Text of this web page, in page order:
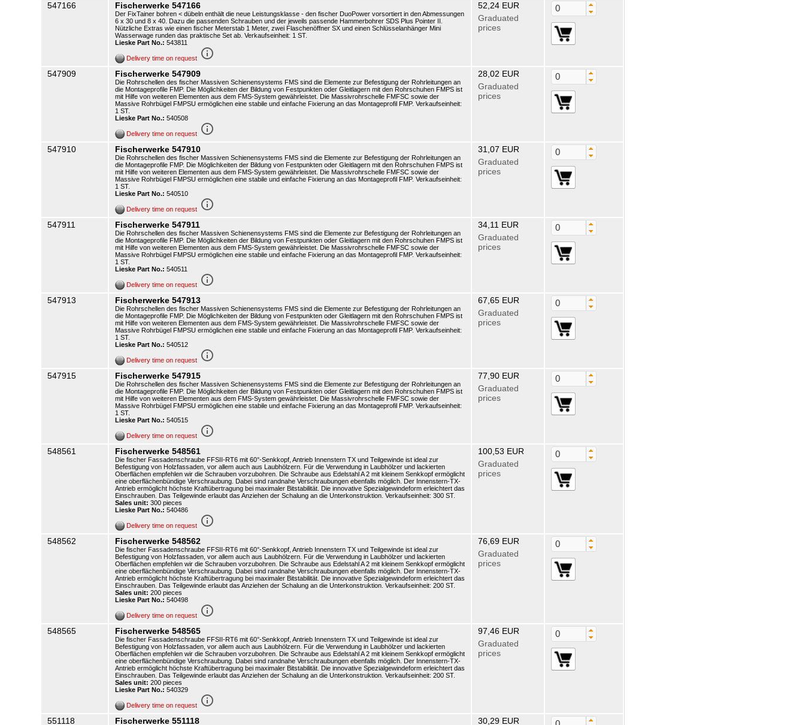
547166 Fischerwerke 547166
Der FixTainer bohren < dübeln enthält die neue Leistungsklasse - den fischer DuoPower vorsortiert in den Abmessungen
6 x 30 und 8 x 40. Dazu die passenden Schrauben und der jeweils passende Hammerbohrer SDS Plus Pointer II.
Nützliche Extras wie einen fischer Meterstab 1 Meter, zwei Flaschenöffner SX und einen Schlüsselanhänger Mini
Wasserwage runden das praktische Set ab. Verkaufseinheit: 1 ST.
Lieske Part No.: 543811
Delivery time on request info_outline
52,24 EUR
Graduated
prices
547909 Fischerwerke 547909
Die Rohrschellen des fischer Massiven Schienensystems FMS sind die Elemente zur Befestigung der Rohrleitungen an
die Montageprofile FMP. Die Möglichkeiten der Bildung von Festpunkten oder Gleitlagern mit den Rohrschuhen FMPS ist
mit Hilfe von weiteren Elementen aus dem FMS-System gewährleistet. Die Massivrohrschelle FMFSC sowie der
Massive Rohrbügel FMPSU ermöglichen eine stabile und einfache Fixierung an das Montageprofil FMP. Verkaufseinheit:
1 ST.
Lieske Part No.: 540508
Delivery time on request info_outline
28,02 EUR
Graduated
prices
547910 Fischerwerke 547910
Die Rohrschellen des fischer Massiven Schienensystems FMS sind die Elemente zur Befestigung der Rohrleitungen an
die Montageprofile FMP. Die Möglichkeiten der Bildung von Festpunkten oder Gleitlagern mit den Rohrschuhen FMPS ist
mit Hilfe von weiteren Elementen aus dem FMS-System gewährleistet. Die Massivrohrschelle FMFSC sowie der
Massive Rohrbügel FMPSU ermöglichen eine stabile und einfache Fixierung an das Montageprofil FMP. Verkaufseinheit:
1 ST.
Lieske Part No.: 540510
Delivery time on request info_outline
31,07 EUR
Graduated
prices
547911 Fischerwerke 547911
Die Rohrschellen des fischer Massiven Schienensystems FMS sind die Elemente zur Befestigung der Rohrleitungen an
die Montageprofile FMP. Die Möglichkeiten der Bildung von Festpunkten oder Gleitlagern mit den Rohrschuhen FMPS ist
mit Hilfe von weiteren Elementen aus dem FMS-System gewährleistet. Die Massivrohrschelle FMFSC sowie der
Massive Rohrbügel FMPSU ermöglichen eine stabile und einfache Fixierung an das Montageprofil FMP. Verkaufseinheit:
1 ST.
Lieske Part No.: 540511
Delivery time on request info_outline
34,11 EUR
Graduated
prices
547913 Fischerwerke 547913
Die Rohrschellen des fischer Massiven Schienensystems FMS sind die Elemente zur Befestigung der Rohrleitungen an
die Montageprofile FMP. Die Möglichkeiten der Bildung von Festpunkten oder Gleitlagern mit den Rohrschuhen FMPS ist
mit Hilfe von weiteren Elementen aus dem FMS-System gewährleistet. Die Massivrohrschelle FMFSC sowie der
Massive Rohrbügel FMPSU ermöglichen eine stabile und einfache Fixierung an das Montageprofil FMP. Verkaufseinheit:
1 ST.
Lieske Part No.: 540512
Delivery time on request info_outline
67,65 EUR
Graduated
prices
547915 Fischerwerke 547915
Die Rohrschellen des fischer Massiven Schienensystems FMS sind die Elemente zur Befestigung der Rohrleitungen an
die Montageprofile FMP. Die Möglichkeiten der Bildung von Festpunkten oder Gleitlagern mit den Rohrschuhen FMPS ist
mit Hilfe von weiteren Elementen aus dem FMS-System gewährleistet. Die Massivrohrschelle FMFSC sowie der
Massive Rohrbügel FMPSU ermöglichen eine stabile und einfache Fixierung an das Montageprofil FMP. Verkaufseinheit:
1 ST.
Lieske Part No.: 540515
Delivery time on request info_outline
77,90 EUR
Graduated
prices
548561 Fischerwerke 548561
Die fischer Fassadenschraube FFSII-RT6 mit 60°-Senkkopf, Antrieb Innenstern TX und Teilgewinde ist ideal zur
Befestigung von Holzfassaden, vor allem auch aus Laubhölzern. Für die Verwendung in Laubhölzer und lackierten
Oberflächen empfehlen wir die Schrauben vorzubohren. Die Schraube aus Edelstahl A 2 mit kleinem Senkkopf ermöglicht
eine oberflächenbündige Verschraubung. Dabei sind randnahe Verschraubungen ebenfalls möglich. Der Innenstern-TX-
Antrieb ermöglicht höchste Kraftübertragung bei maximaler Bitstabilität. Die innovative Spezialgewindeform erleichtert das
Einschrauben. Das Teilgewinde erlaubt das Anziehen der Schalung an die Unterkonstruktion. Verkaufseinheit: 300 ST.
Sales unit: 300 pieces
Lieske Part No.: 540486
Delivery time on request info_outline
100,53 EUR
Graduated
prices
548562 Fischerwerke 548562
Die fischer Fassadenschraube FFSII-RT6 mit 60°-Senkkopf, Antrieb Innenstern TX und Teilgewinde ist ideal zur
Befestigung von Holzfassaden, vor allem auch aus Laubhölzern. Für die Verwendung in Laubhölzer und lackierten
Oberflächen empfehlen wir die Schrauben vorzubohren. Die Schraube aus Edelstahl A 2 mit kleinem Senkkopf ermöglicht
eine oberflächenbündige Verschraubung. Dabei sind randnahe Verschraubungen ebenfalls möglich. Der Innenstern-TX-
Antrieb ermöglicht höchste Kraftübertragung bei maximaler Bitstabilität. Die innovative Spezialgewindeform erleichtert das
Einschrauben. Das Teilgewinde erlaubt das Anziehen der Schalung an die Unterkonstruktion. Verkaufseinheit: 200 ST.
Sales unit: 200 pieces
Lieske Part No.: 540498
Delivery time on request info_outline
76,69 EUR
Graduated
prices
548565 Fischerwerke 548565
Die fischer Fassadenschraube FFSII-RT6 mit 60°-Senkkopf, Antrieb Innenstern TX und Teilgewinde ist ideal zur
Befestigung von Holzfassaden, vor allem auch aus Laubhölzern. Für die Verwendung in Laubhölzer und lackierten
Oberflächen empfehlen wir die Schrauben vorzubohren. Die Schraube aus Edelstahl A 2 mit kleinem Senkkopf ermöglicht
eine oberflächenbündige Verschraubung. Dabei sind randnahe Verschraubungen ebenfalls möglich. Der Innenstern-TX-
Antrieb ermöglicht höchste Kraftübertragung bei maximaler Bitstabilität. Die innovative Spezialgewindeform erleichtert das
Einschrauben. Das Teilgewinde erlaubt das Anziehen der Schalung an die Unterkonstruktion. Verkaufseinheit: 200 ST.
Sales unit: 200 pieces
Lieske Part No.: 540329
Delivery time on request info_outline
97,46 EUR
Graduated
prices
551118 Fischerwerke 551118 30,29 EUR